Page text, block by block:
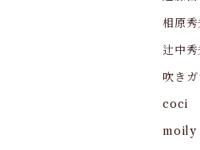
相原秀
辻中秀
吹き
coci
moily